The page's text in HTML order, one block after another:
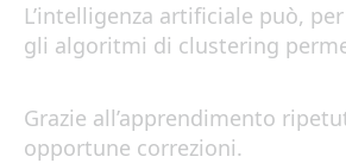
L’intelligenza artificiale può,
gli algoritmi di clustering
Grazie all’apprendimento
opportune correzioni.